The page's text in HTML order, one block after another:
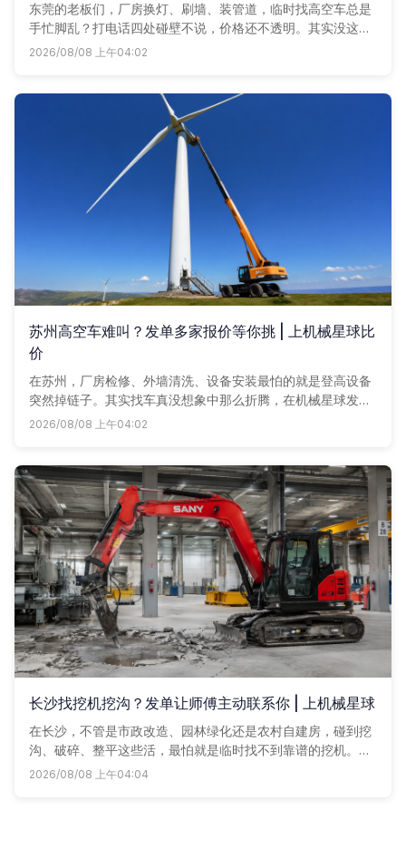
东莞的老板们，厂房换灯、刷墙、装管道，临时找高空车总是
手忙脚乱？打电话四处碰壁不说，价格还不透明。其实没这么
复杂，咱们机械星球上一键发个需求，周边的高空车商户立马
2026/08/08 上午04:02
苏州高空车难叫？发单多家报价等你挑 | 上机械星球比
价
在苏州，厂房检修、外墙清洗、设备安装最怕的就是登高设备
突然掉链子。其实找车真没想象中那么折腾，在机械星球发个
单子，附近师傅抢着报价，要什么车、用多久，比比价再定，
2026/08/08 上午04:02
长沙找挖机挖沟？发单让师傅主动联系你 | 上机械星球
在长沙，不管是市政改造、园林绿化还是农村自建房，碰到挖
沟、破碎、整平这些活，最怕就是临时找不到靠谱的挖机。路
边等车不是没人接就是价格虚高。其实找挖机没那么麻烦，最
2026/08/08 上午04:04